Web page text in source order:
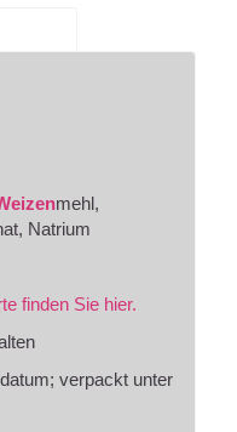
mehl,
Natrium
finden Sie hier.
verpackt unter